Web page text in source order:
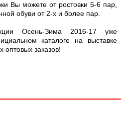
Вы можете от ростовки 5-6 пар,
обуви от 2-х и более пар.
Осень-Зима 2016-17 уже
каталоге на выставке
заказов!